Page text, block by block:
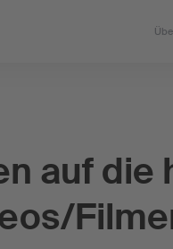
auf die